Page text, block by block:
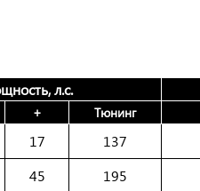
л.с.
+ Тюнинг
17 137
45 195